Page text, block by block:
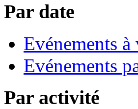
Par date
Evénements
Evénements
Par activité